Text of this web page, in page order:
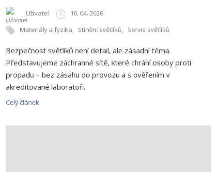
Uživatel
16. 04. 2026
Materiály a fyzika
Stínění světlíků Servis světlíků
Bezpečnost světlíků není detail, ale zásadní téma.
Představujeme záchranné sítě, které chrání osoby proti
propadu – bez zásahu do provozu a s ověřením v
akreditované laboratoři.
Celý článek